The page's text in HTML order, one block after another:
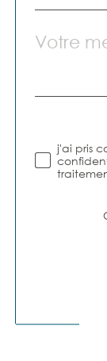
Fieldset
par
*
j'ai pris